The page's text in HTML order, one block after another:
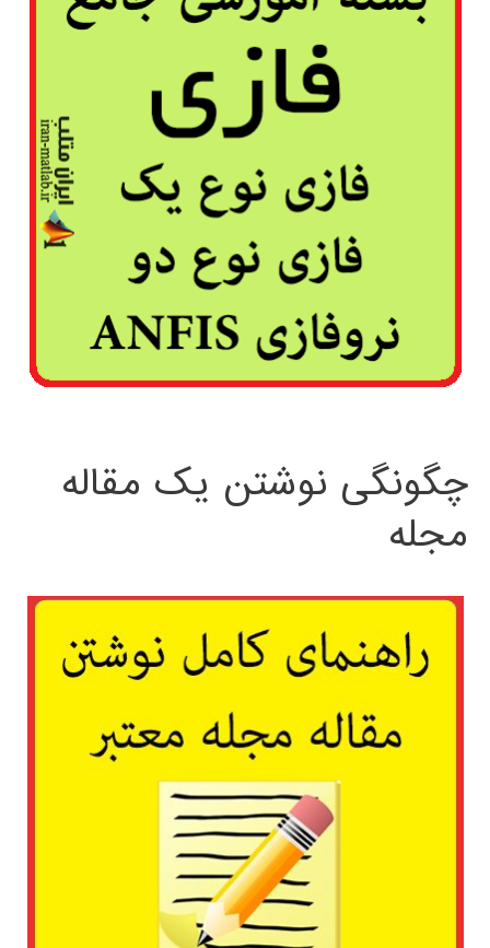
چگونگی نوشتن یک مقاله
مجله